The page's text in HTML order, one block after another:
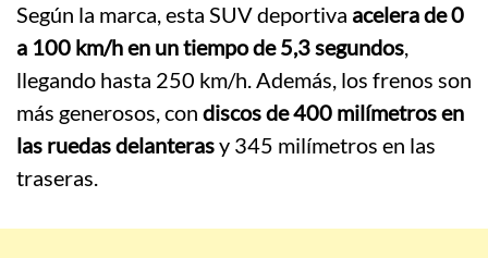
Según la marca, esta SUV deportiva acelera de 0
a 100 km/h en un tiempo de 5,3 segundos,
llegando hasta 250 km/h. Además, los frenos son
más generosos, con discos de 400 milímetros en
las ruedas delanterasy 345 milímetros en las
traseras.